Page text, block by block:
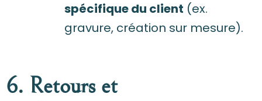
spécifique du client (ex.
gravure, création sur mesure).
6. Retours et